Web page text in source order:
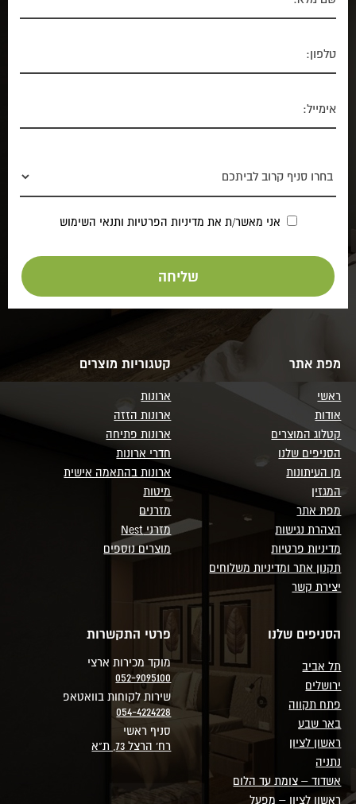
אני מאשר/ת את מדיניות הפרטיות ותנאי השימוש
מפת אתר
ראשי
אודות
קטלוג המוצרים
הסניפים שלנו
מן העיתונות
המגזין
מפת אתר
הצהרת נגישות
מדיניות פרטיות
תקנון אתר ומדיניות משלוחים
יצירת קשר
קטגוריות מוצרים
ארונות
ארונות הזזה
ארונות פתיחה
חדרי ארונות
ארונות בהתאמה אישית
מיטות
מזרנים
מזרני Nest
מוצרים נוספים
הסניפים שלנו
תל אביב
ירושלים
פתח תקווה
באר שבע
ראשון לציון
נתניה
אשדוד – צומת עד הלום
ראשון לציון – מפעל
פרטי התקשרות
מוקד מכירות ארצי
052-9095100
שירות לקוחות בוואטאפ
054-4224228
סניף ראשי
רח' הרצל 73, ת"א